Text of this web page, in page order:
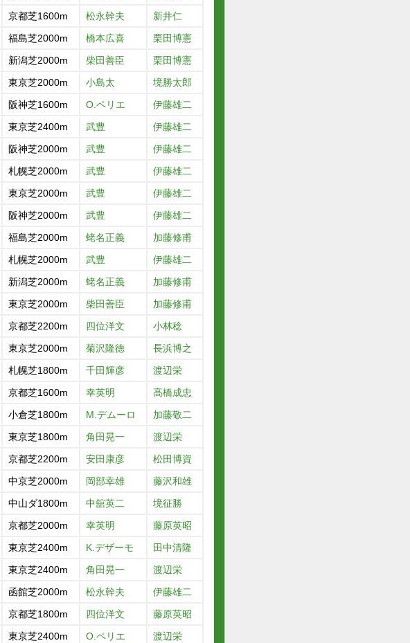
京都芝1600m 松永幹夫
新井仁
福島芝2000m 橋本広喜
栗田博憲
新潟芝2000m 柴田善臣
栗田博憲
東京芝2000m 小島太
境勝太郎
阪神芝1600m O.ペリエ
伊藤雄二
東京芝2400m 武豊
伊藤雄二
阪神芝2000m 武豊
伊藤雄二
札幌芝2000m 武豊
伊藤雄二
東京芝2000m 武豊
伊藤雄二
阪神芝2000m 武豊
伊藤雄二
福島芝2000m 蛯名正義
加藤修甫
札幌芝2000m 武豊
伊藤雄二
新潟芝2000m 蛯名正義
加藤修甫
東京芝2000m 柴田善臣
加藤修甫
京都芝2200m 四位洋文
小林稔
東京芝2000m 菊沢隆徳
長浜博之
札幌芝1800m 千田輝彦
渡辺栄
京都芝1600m 幸英明
高橋成忠
小倉芝1800m M.デムーロ
加藤敬二
東京芝1800m 角田晃一
渡辺栄
京都芝2200m 安田康彦
松田博資
中京芝2000m 岡部幸雄
藤沢和雄
中山ダ1800m 中舘英二
境征勝
京都芝2000m 幸英明
藤原英昭
東京芝2400m K.デザーモ
田中清隆
東京芝2400m 角田晃一
渡辺栄
函館芝2000m 松永幹夫
伊藤雄二
京都芝1800m 四位洋文
藤原英昭
東京芝2400m O.ペリエ
渡辺栄